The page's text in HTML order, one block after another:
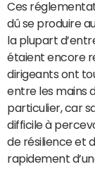
Ces
dû se produire
la plupart
étaient encore
dirigeants ont
entre les mains
particulier, car
difficile à
de résilience et
rapidement